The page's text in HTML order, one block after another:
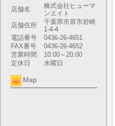
店舗名
株式会社ヒューマ
ンエイト
店舗住所
千葉県市原市岩崎
1-4-4
電話番号
0436-26-4651
FAX番号
0436-26-4652
営業時間
10:00～20:00
定休日
水曜日
Map